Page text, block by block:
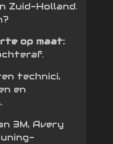
Zuid-Holland.
op maat:
technici,
en
3M, Avery